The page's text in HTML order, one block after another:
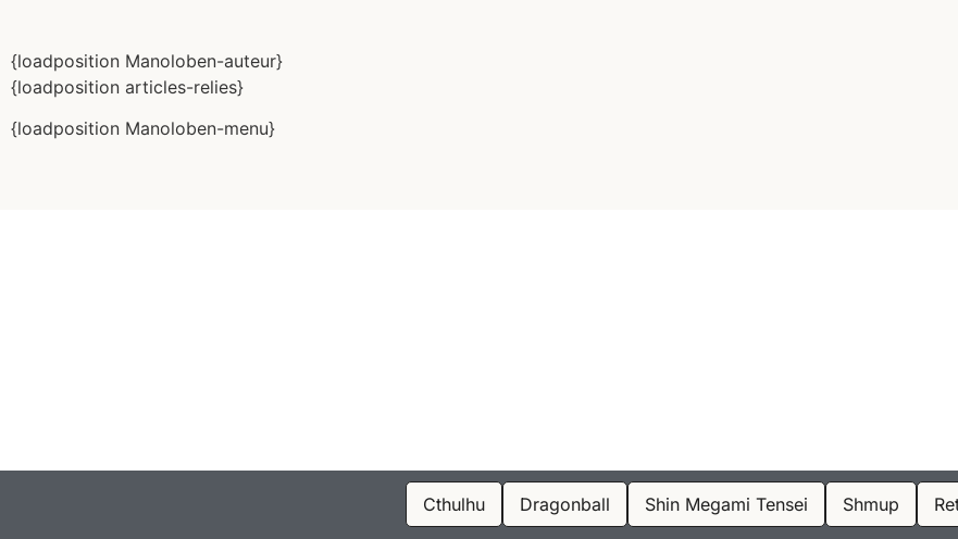
{loadposition Manoloben-auteur}
{loadposition articles-relies}
{loadposition Manoloben-menu}
Cthulhu Dragonball Shin Megami Tensei Shmup